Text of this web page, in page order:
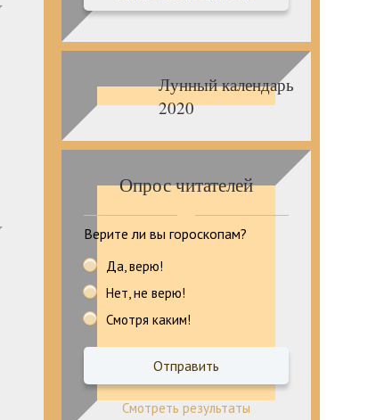
Лунный календарь
2020
Опрос читателей
Верите ли вы гороскопам?
Да, верю!
Нет, не верю!
Смотря каким!
Смотреть результаты